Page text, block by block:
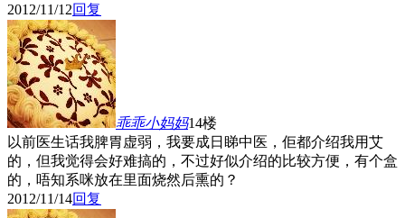
2012/11/12回复
乖乖小妈妈14楼
以前医生话我脾胃虚弱，我要成日睇中医，佢都介绍我用艾
的，但我觉得会好难搞的，不过好似介绍的比较方便，有个盒
的，唔知系咪放在里面烧然后熏的？
2012/11/14回复